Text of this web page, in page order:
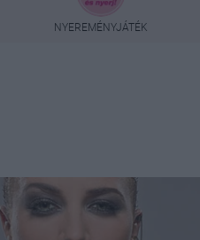
NYEREMÉNYJÁTÉK